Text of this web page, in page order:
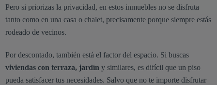
Pero si priorizas la privacidad, en estos inmuebles no se disfruta
tanto como en una casa o chalet, precisamente porque siempre estás
rodeado de vecinos.
Por descontado, también está el factor del espacio. Si buscas
viviendas con terraza, jardín y similares, es difícil que un piso
pueda satisfacer tus necesidades. Salvo que no te importe disfrutar